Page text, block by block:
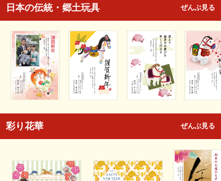
日本の伝統・郷土玩具 ぜんぶ見る
彩り花華 ぜんぶ見る